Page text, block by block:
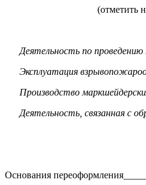
(отметить нужный
Деятельность по
Эксплуатация
Производство
Деятельность, связанная с
Основания